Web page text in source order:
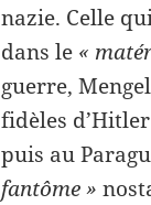
nazie. Celle
dans le «
guerre,
fidèles
puis au
fantôme »